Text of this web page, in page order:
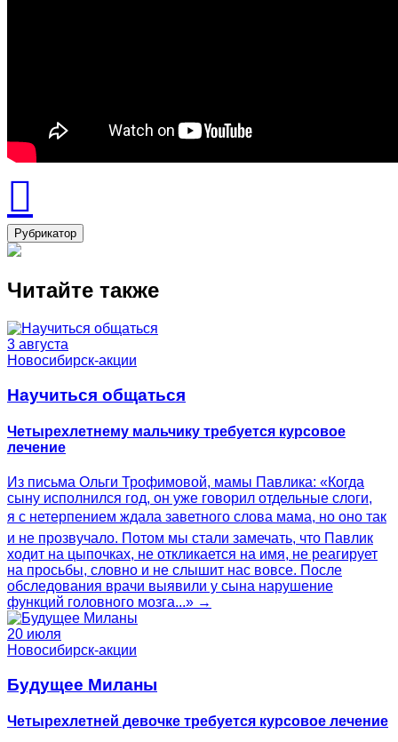
Рубрикатор
Читайте также
3 августа
Новосибирск-акции
Научиться общаться
Четырехлетнему мальчику требуется курсовое
лечение
Из письма Ольги Трофимовой, мамы Павлика: «Когда
сыну исполнился год, он уже говорил отдельные слоги,
я с нетерпением ждала заветного слова мама, но оно так
и не прозвучало. Потом мы стали замечать, что Павлик
ходит на цыпочках, не откликается на имя, не реагирует
на просьбы, словно и не слышит нас вовсе. После
обследования врачи выявили у сына нарушение
функций головного мозга...» →
20 июля
Новосибирск-акции
Будущее Миланы
Четырехлетней девочке требуется курсовое лечение